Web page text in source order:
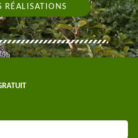
RÉALISATIONS